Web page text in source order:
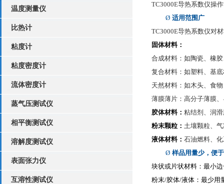
温度测量仪
比热计
粘度计
粘度密度计
流体密度计
蒸气压测试仪
相平衡测试仪
溶解度测试仪
表面张力仪
互溶性测试仪
TC3000E导热系数仪操
Ø 适用范围广
TC3000E导热系数仪对
固体材料：
合成材料：如陶瓷、橡
复合材料：如塑料、基
天然材料：如木头、食
薄膜薄片：高分子薄膜
胶体材料： 粘结剂、润
粉末颗粒： 土壤颗粒、
液体材料： 石油燃料、
Ø 样品用量少，便
块状或片状材料：最小
粉末/胶体/液体：最少用